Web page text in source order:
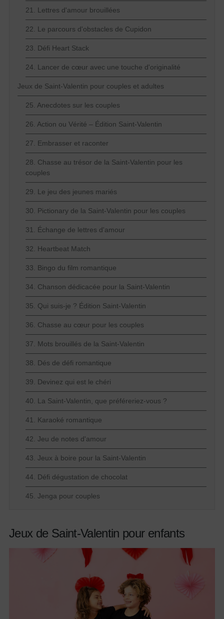
21. Lettres d'amour brouillées
22. Le parcours d'obstacles de Cupidon
23. Défi Heart Stack
24. Lancer de cœur avec une touche d'originalité
Jeux de Saint-Valentin pour couples et adultes
25. Anecdotes sur les couples
26. Action ou Vérité – Édition Saint-Valentin
27. Embrasser et raconter
28. Chasse au trésor de la Saint-Valentin pour les
couples
29. Le jeu des jeunes mariés
30. Pictionary de la Saint-Valentin pour les couples
31. Échange de lettres d'amour
32. Heartbeat Match
33. Bingo du film romantique
34. Chanson dédicacée pour la Saint-Valentin
35. Qui suis-je ? Édition Saint-Valentin
36. Chasse au cœur pour les couples
37. Mots brouillés de la Saint-Valentin
38. Dés de défi romantique
39. Devinez qui est le chéri
40. La Saint-Valentin, que préféreriez-vous ?
41. Karaoké romantique
42. Jeu de notes d'amour
43. Jeux à boire pour la Saint-Valentin
44. Défi dégustation de chocolat
45. Jenga pour couples
Jeux de Saint-Valentin pour enfants